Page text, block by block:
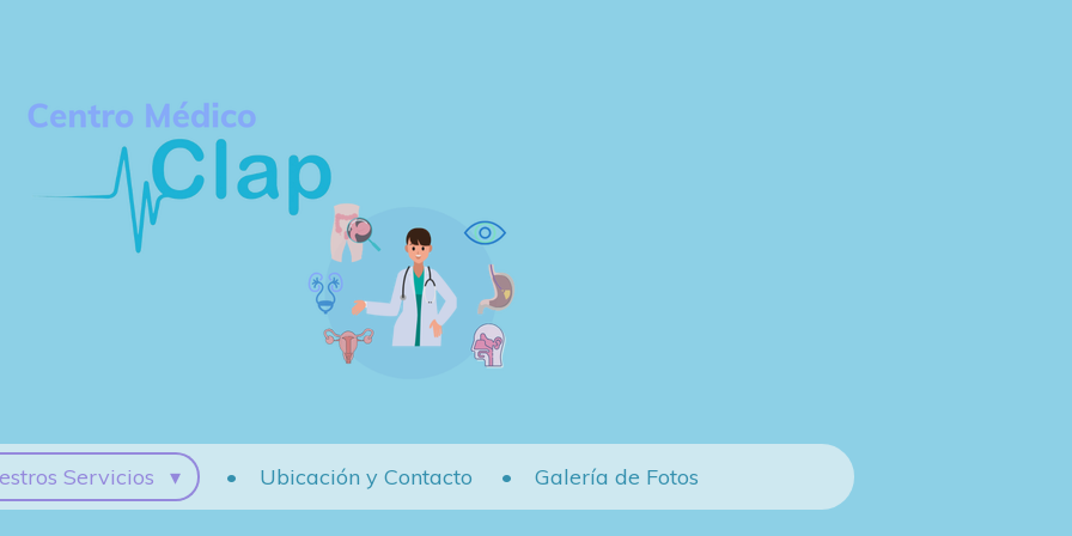
Servicios Ubicación y Contacto Galería de Fotos